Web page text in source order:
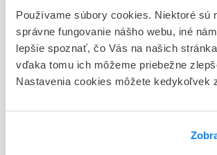
Používame súbory cookies. Niektoré sú
správne fungovanie nášho webu, iné
lepšie spoznať, čo Vás na našich
vďaka tomu ich môžeme priebežne
Nastavenia cookies môžete kedykoľvek
Stav
D - Registrácia bez obmedzenia platnosti
Typ registračnej procedúry